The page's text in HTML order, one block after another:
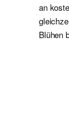
an
Blühen